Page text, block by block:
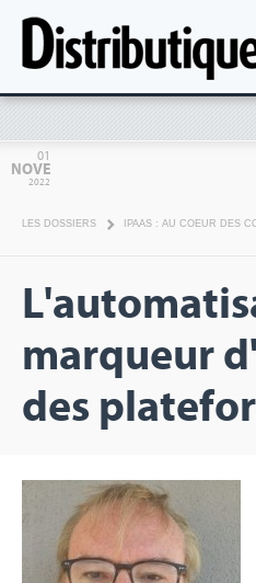
01
NOVE
2022
LES DOSSIERS IPAAS : AU COEUR DES
marqueur
des